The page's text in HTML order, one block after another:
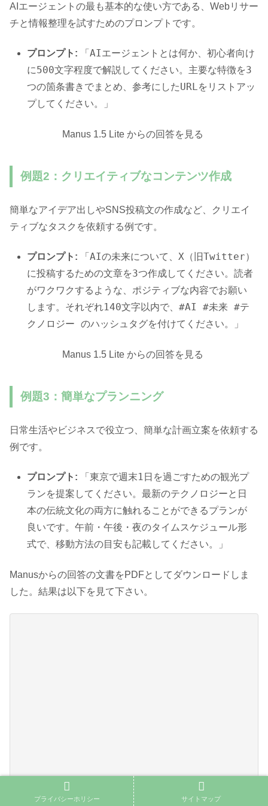
AIエージェントの最も基本的な使い方である、Webリサー
チと情報整理を試すためのプロンプトです。
プロンプト:
「AIエージェントとは何か、初心者向け
に500文字程度で解説してください。主要な特徴を3
つの箇条書きでまとめ、参考にしたURLをリストアッ
プしてください。」
Manus 1.5 Lite からの回答を見る
例題2：クリエイティブなコンテンツ作成
簡単なアイデア出しやSNS投稿文の作成など、クリエイ
ティブなタスクを依頼する例です。
プロンプト:
「AIの未来について、X（旧Twitter）
に投稿するための文章を3つ作成してください。読者
がワクワクするような、ポジティブな内容でお願い
します。それぞれ140文字以内で、#AI #未来 #テ
クノロジー のハッシュタグを付けてください。」
Manus 1.5 Lite からの回答を見る
例題3：簡単なプランニング
日常生活やビジネスで役立つ、簡単な計画立案を依頼する
例です。
プロンプト:
「東京で週末1日を過ごすための観光プ
ランを提案してください。最新のテクノロジーと日
本の伝統文化の両方に触れることができるプランが
良いです。午前・午後・夜のタイムスケジュール形
式で、移動方法の目安も記載してください。」
Manusからの回答の文書をPDFとしてダウンロードしま
した。結果は以下を見て下さい。
Loading Viewer...
プライバシーホリシー サイトマップ